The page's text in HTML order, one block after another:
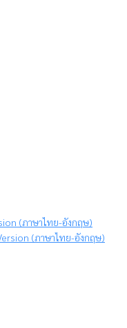
(ภาษาไทย-อังกฤษ)
(ภาษาไทย-อังกฤษ)